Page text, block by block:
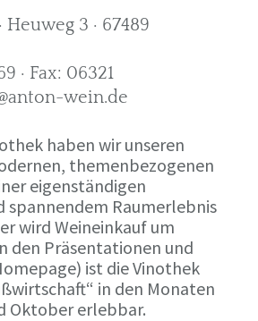
3 · 67489
· Fax: 06321
wein.de
haben wir unseren
themenbezogenen
eigenständigen
spannendem Raumerlebnis
wird Weineinkauf um
den Präsentationen und
ist die Vinothek
in den Monaten
Oktober erlebbar.